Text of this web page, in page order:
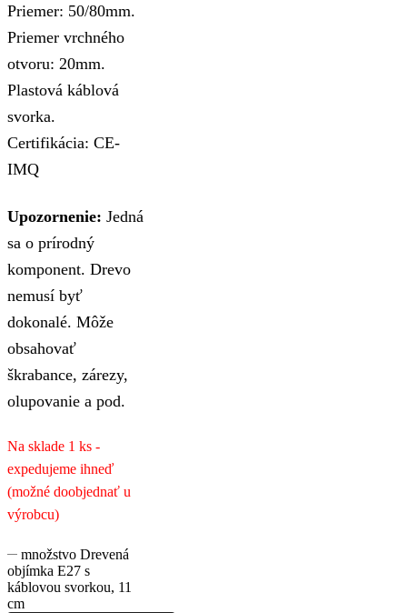
Priemer: 50/80mm.
Priemer vrchného
otvoru: 20mm.
Plastová káblová
svorka.
Certifikácia: CE-
IMQ
Upozornenie: Jedná
sa o prírodný
komponent. Drevo
nemusí byť
dokonalé. Môže
obsahovať
škrabance, zárezy,
olupovanie a pod.
Na sklade 1 ks -
expedujeme ihneď
(možné doobjednať u
výrobcu)
množstvo Drevená
objímka E27 s
káblovou svorkou, 11
cm